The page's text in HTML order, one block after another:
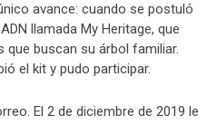
avance: cuando se postuló
llamada My Heritage, que
que buscan su árbol familiar.
el kit y pudo participar.
El 2 de diciembre de 2019 le